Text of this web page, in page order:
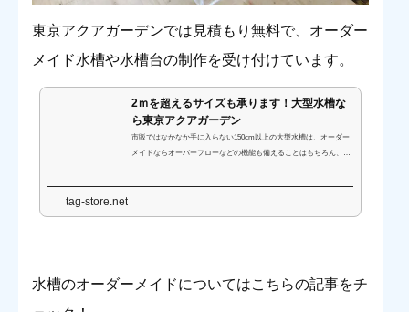
東京アクアガーデンでは見積もり無料で、オーダー
メイド水槽や水槽台の制作を受け付けています。
2ｍを超えるサイズも承ります！大型水槽な
ら東京アクアガーデン
市販ではなかなか手に入らない150cm以上の大型水槽は、オーダー
メイドならオーバーフローなどの機能も備えることはもちろん、価
tag-store.net
水槽のオーダーメイドについてはこちらの記事をチ